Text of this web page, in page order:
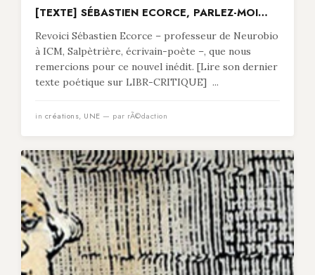
[TEXTE] SÉBASTIEN ECORCE, PARLEZ-MOI…
Revoici Sébastien Ecorce – professeur de Neurobio
à ICM, Salpètrière, écrivain-poète –, que nous
remercions pour ce nouvel inédit. [Lire son dernier
texte poétique sur LIBR-CRITIQUE] ...
in créations, UNE — par rÃ©daction